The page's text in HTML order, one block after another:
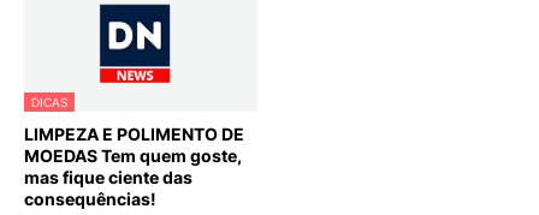
DICAS
LIMPEZA E POLIMENTO DE
MOEDAS Tem quem goste,
mas fique ciente das
consequências!